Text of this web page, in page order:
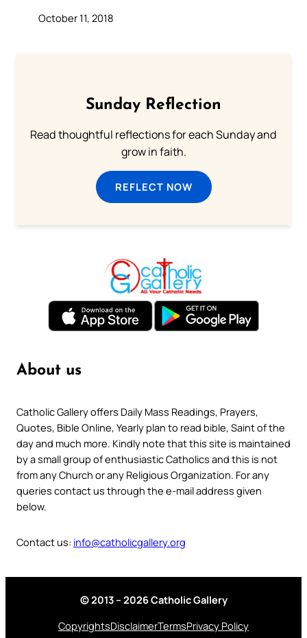
October 11, 2018
Sunday Reflection
Read thoughtful reflections for each Sunday and
grow in faith.
REFLECT NOW
About us
Catholic Gallery offers Daily Mass Readings, Prayers,
Quotes, Bible Online, Yearly plan to read bible, Saint of the
day and much more. Kindly note that this site is maintained
by a small group of enthusiastic Catholics and this is not
from any Church or any Religious Organization. For any
queries contact us through the e-mail address given
below.
Contact us: info@catholicgallery.org
© 2013 – 2026 Catholic Gallery
CopyrightsDisclaimerTermsPrivacy Policy